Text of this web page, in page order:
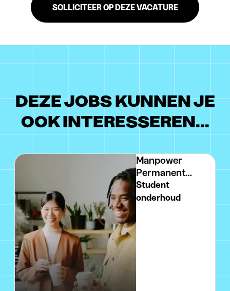
SOLLICITEER OP DEZE VACATURE
DEZE JOBS KUNNEN JE
OOK INTERESSEREN...
Manpower
Permanent
Placement
Student
onderhoud